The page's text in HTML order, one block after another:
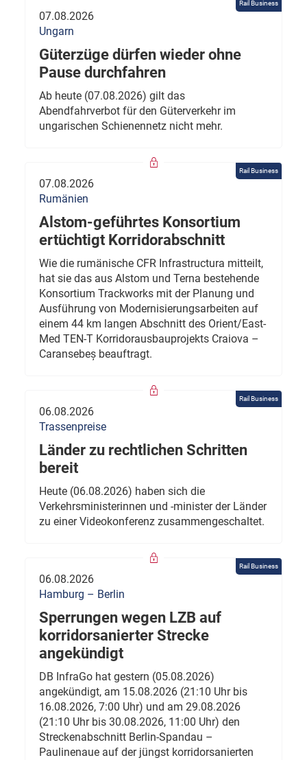
Rail Business
07.08.2026
Ungarn
Güterzüge dürfen wieder ohne
Pause durchfahren
Ab heute (07.08.2026) gilt das
Abendfahrverbot für den Güterverkehr im
ungarischen Schienennetz nicht mehr.
Rail Business
07.08.2026
Rumänien
Alstom-geführtes Konsortium
ertüchtigt Korridorabschnitt
Wie die rumänische CFR Infrastructura mitteilt,
hat sie das aus Alstom und Terna bestehende
Konsortium Trackworks mit der Planung und
Ausführung von Modernisierungsarbeiten auf
einem 44 km langen Abschnitt des Orient/East-
Med TEN-T Korridorausbauprojekts Craiova –
Caransebeș beauftragt.
Rail Business
06.08.2026
Trassenpreise
Länder zu rechtlichen Schritten
bereit
Heute (06.08.2026) haben sich die
Verkehrsministerinnen und -minister der Länder
zu einer Videokonferenz zusammengeschaltet.
Rail Business
06.08.2026
Hamburg – Berlin
Sperrungen wegen LZB auf
korridorsanierter Strecke
angekündigt
DB InfraGo hat gestern (05.08.2026)
angekündigt, am 15.08.2026 (21:10 Uhr bis
16.08.2026, 7:00 Uhr) und am 29.08.2026
(21:10 Uhr bis 30.08.2026, 11:00 Uhr) den
Streckenabschnitt Berlin-Spandau –
Paulinenaue auf der jüngst korridorsanierten